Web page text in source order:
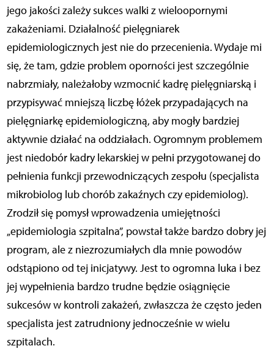
jego jakości zależy sukces walki z wieloopornymi
zakażeniami. Działalność pielęgniarek
epidemiologicznych jest nie do przecenienia. Wydaje mi
się, że tam, gdzie problem oporności jest szczególnie
nabrzmiały, należałoby wzmocnić kadrę pielęgniarską i
przypisywać mniejszą liczbę łóżek przypadających na
pielęgniarkę epidemiologiczną, aby mogły bardziej
aktywnie działać na oddziałach. Ogromnym problemem
jest niedobór kadry lekarskiej w pełni przygotowanej do
pełnienia funkcji przewodniczących zespołu (specjalista
mikrobiolog lub chorób zakaźnych czy epidemiolog).
Zrodził się pomysł wprowadzenia umiejętności
„epidemiologia szpitalna”, powstał także bardzo dobry jej
program, ale z niezrozumiałych dla mnie powodów
odstąpiono od tej inicjatywy. Jest to ogromna luka i bez
jej wypełnienia bardzo trudne będzie osiągnięcie
sukcesów w kontroli zakażeń, zwłaszcza że często jeden
specjalista jest zatrudniony jednocześnie w wielu
szpitalach.